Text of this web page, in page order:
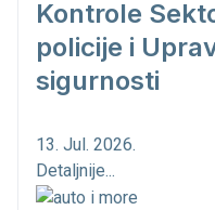
Kontrole
policije i
sigurnosti
13. Jul. 2026.
Detaljnije...